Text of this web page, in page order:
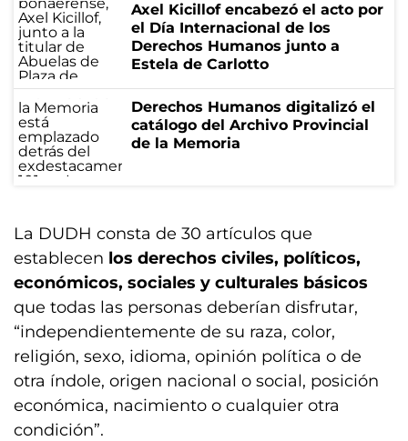
Axel Kicillof encabezó el acto por
el Día Internacional de los
Derechos Humanos junto a
Estela de Carlotto
Derechos Humanos digitalizó el
catálogo del Archivo Provincial
de la Memoria
La DUDH consta de 30 artículos que
establecen los derechos civiles, políticos,
económicos, sociales y culturales básicos
que todas las personas deberían disfrutar,
“independientemente de su raza, color,
religión, sexo, idioma, opinión política o de
otra índole, origen nacional o social, posición
económica, nacimiento o cualquier otra
condición”.